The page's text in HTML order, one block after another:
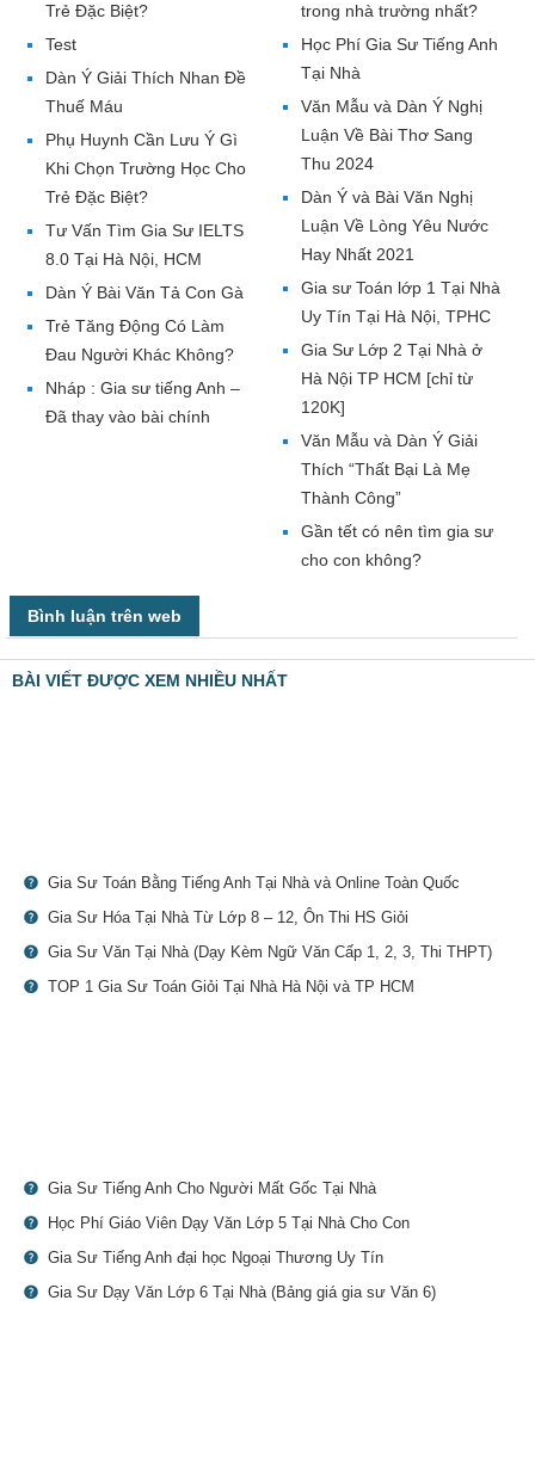
Trẻ Đặc Biệt?
Test
Dàn Ý Giải Thích Nhan Đề
Thuế Máu
Phụ Huynh Cần Lưu Ý Gì
Khi Chọn Trường Học Cho
Trẻ Đặc Biệt?
Tư Vấn Tìm Gia Sư IELTS
8.0 Tại Hà Nội, HCM
Dàn Ý Bài Văn Tả Con Gà
Trẻ Tăng Động Có Làm
Đau Người Khác Không?
Nháp : Gia sư tiếng Anh –
Đã thay vào bài chính
trong nhà trường nhất?
Học Phí Gia Sư Tiếng Anh
Tại Nhà
Văn Mẫu và Dàn Ý Nghị
Luận Về Bài Thơ Sang
Thu 2024
Dàn Ý và Bài Văn Nghị
Luận Về Lòng Yêu Nước
Hay Nhất 2021
Gia sư Toán lớp 1 Tại Nhà
Uy Tín Tại Hà Nội, TPHC
Gia Sư Lớp 2 Tại Nhà ở
Hà Nội TP HCM [chỉ từ
120K]
Văn Mẫu và Dàn Ý Giải
Thích “Thất Bại Là Mẹ
Thành Công”
Gần tết có nên tìm gia sư
cho con không?
Bình luận trên web
BÀI VIẾT ĐƯỢC XEM NHIỀU NHẤT
Gia Sư Toán Bằng Tiếng Anh Tại Nhà và Online Toàn Quốc
Gia Sư Hóa Tại Nhà Từ Lớp 8 – 12, Ôn Thi HS Giỏi
Gia Sư Văn Tại Nhà (Dạy Kèm Ngữ Văn Cấp 1, 2, 3, Thi THPT)
TOP 1 Gia Sư Toán Giỏi Tại Nhà Hà Nội và TP HCM
Gia Sư Tiếng Anh Cho Người Mất Gốc Tại Nhà
Học Phí Giáo Viên Dạy Văn Lớp 5 Tại Nhà Cho Con
Gia Sư Tiếng Anh đại học Ngoại Thương Uy Tín
Gia Sư Dạy Văn Lớp 6 Tại Nhà (Bảng giá gia sư Văn 6)